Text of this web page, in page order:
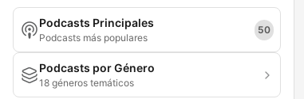
Podcasts Principales
Podcasts más populares
50
Podcasts por Género
18 géneros temáticos